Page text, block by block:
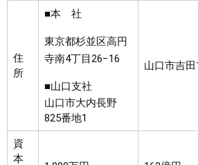
住
所
■本 社
東京都杉並区高円
寺南4丁目26−16
■山口支社
山口市大内長野
825番地1
山口市吉田
資
本